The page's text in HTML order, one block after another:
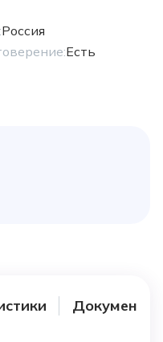
Россия
Есть
Документы